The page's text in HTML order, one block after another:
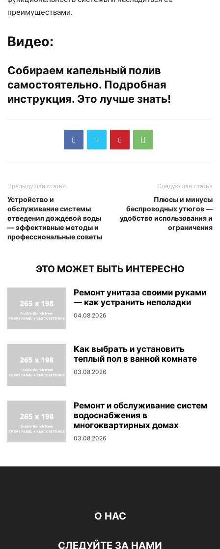
преимуществами.
Видео:
Собираем капельный полив
самостоятельно. Подробная
инструкция. Это лучше знать!
Предыдущая статья
Устройство и
обслуживание системы
отведения дождевой воды
— эффективные методы и
профессиональные советы
Следующая статья
Плюсы и минусы
беспроводных утюгов —
удобство использования и
ограничения
ЭТО МОЖЕТ БЫТЬ ИНТЕРЕСНО
Ремонт унитаза своими руками
— как устранить неполадки
04.08.2026
Как выбрать и установить
теплый пол в ванной комнате
03.08.2026
Ремонт и обслуживание систем
водоснабжения в
многоквартирных домах
03.08.2026
О НАС
СЛЕДУЙТЕ ЗА НАМИ